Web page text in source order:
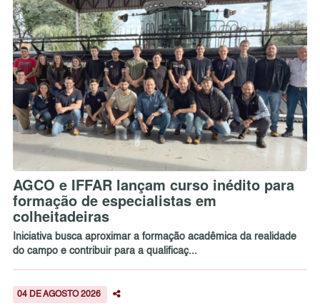
AGCO e IFFAR lançam curso inédito para
formação de especialistas em
colheitadeiras
Iniciativa busca aproximar a formação acadêmica da realidade
do campo e contribuir para a qualificaç...
04 DE AGOSTO 2026